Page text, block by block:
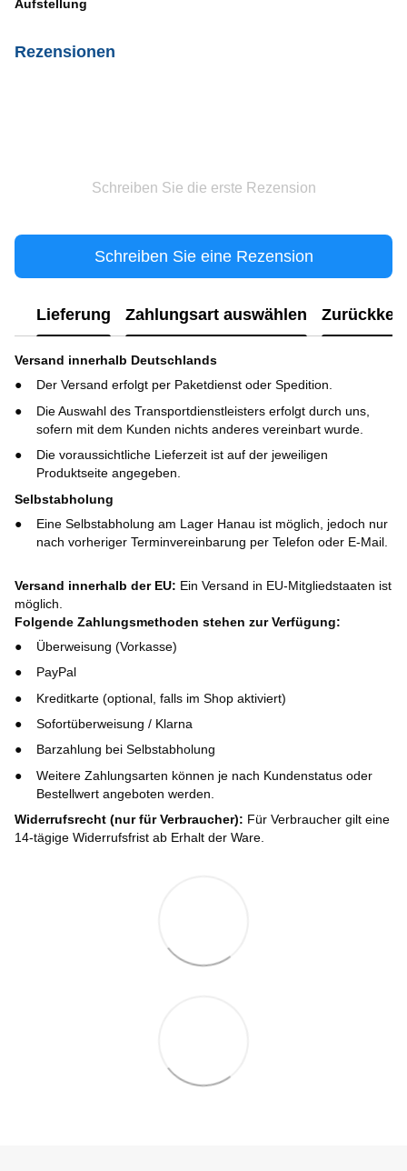
Aufstellung
Rezensionen
Schreiben Sie die erste Rezension
Schreiben Sie eine Rezension
Lieferung Zahlungsart auswählen
Versand innerhalb Deutschlands
Der Versand erfolgt per Paketdienst oder Spedition.
Die Auswahl des Transportdienstleisters erfolgt durch uns,
sofern mit dem Kunden nichts anderes vereinbart wurde.
Die voraussichtliche Lieferzeit ist auf der jeweiligen
Produktseite angegeben.
Selbstabholung
Eine Selbstabholung am Lager Hanau ist möglich, jedoch nur
nach vorheriger Terminvereinbarung per Telefon oder E-Mail.
Versand innerhalb der EU: Ein Versand in EU-Mitgliedstaaten ist
möglich.
Folgende Zahlungsmethoden stehen zur Verfügung:
Überweisung (Vorkasse)
PayPal
Kreditkarte (optional, falls im Shop aktiviert)
Sofortüberweisung / Klarna
Barzahlung bei Selbstabholung
Weitere Zahlungsarten können je nach Kundenstatus oder
Bestellwert angeboten werden.
Widerrufsrecht (nur für Verbraucher): Für Verbraucher gilt eine
14-tägige Widerrufsfrist ab Erhalt der Ware.